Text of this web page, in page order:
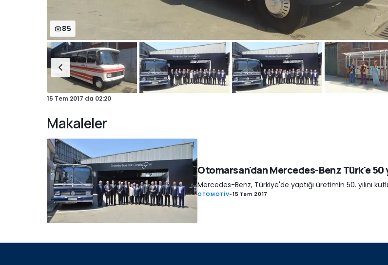
85
15 Tem 2017 da 02:20
Makaleler
Otomarsan'dan Mercedes-Benz Türk'e 50
Mercedes-Benz, Türkiye'de yaptığı üretimin 50. yılını
OTOMOTİV-15 Tem 2017